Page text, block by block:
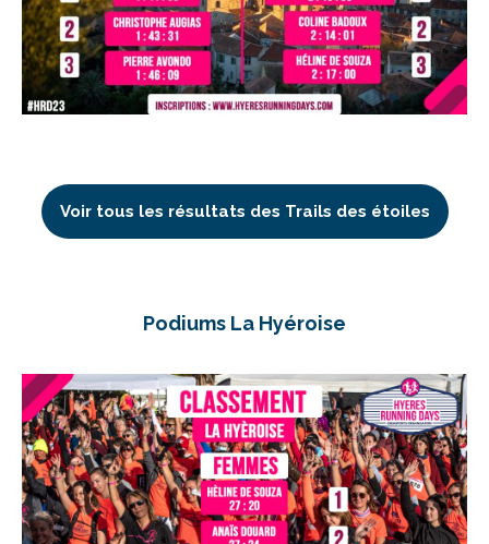
Voir tous les résultats des Trails des étoiles
Podiums La Hyéroise